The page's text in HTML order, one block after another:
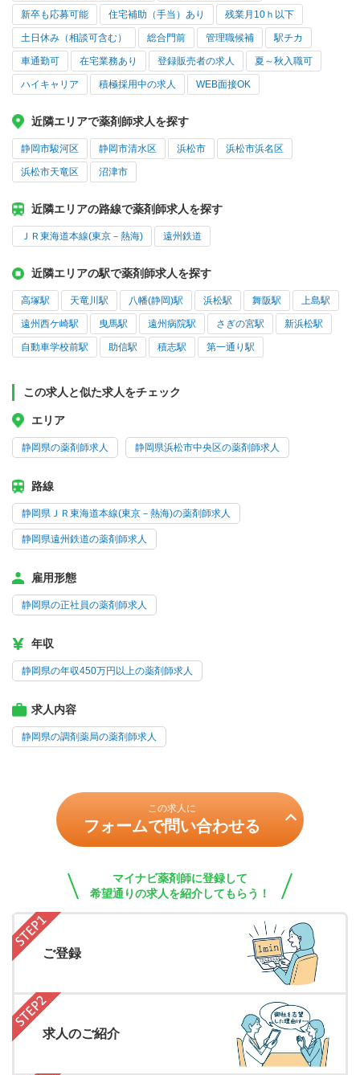
新卒も応募可能 住宅補助（手当）あり 残業月10ｈ以下
土日休み（相談可含む） 総合門前 管理職候補 駅チカ
車通勤可 在宅業務あり 登録販売者の求人 夏～秋入職可
ハイキャリア 積極採用中の求人 WEB面接OK
近隣エリアで薬剤師求人を探す
静岡市駿河区 静岡市清水区 浜松市 浜松市浜名区
浜松市天竜区 沼津市
近隣エリアの路線で薬剤師求人を探す
ＪＲ東海道本線(東京－熱海) 遠州鉄道
近隣エリアの駅で薬剤師求人を探す
高塚駅 天竜川駅 八幡(静岡)駅 浜松駅 舞阪駅 上島駅
遠州西ケ崎駅 曳馬駅 遠州病院駅 さぎの宮駅 新浜松駅
自動車学校前駅 助信駅 積志駅 第一通り駅
この求人と似た求人をチェック
エリア
静岡県の薬剤師求人 静岡県浜松市中央区の薬剤師求人
路線
静岡県ＪＲ東海道本線(東京－熱海)の薬剤師求人
静岡県遠州鉄道の薬剤師求人
雇用形態
静岡県の正社員の薬剤師求人
年収
静岡県の年収450万円以上の薬剤師求人
求人内容
静岡県の調剤薬局の薬剤師求人
この求人に
フォームで問い合わせる
マイナビ薬剤師に登録して
希望通りの求人を紹介してもらう！
ご登録
求人のご紹介